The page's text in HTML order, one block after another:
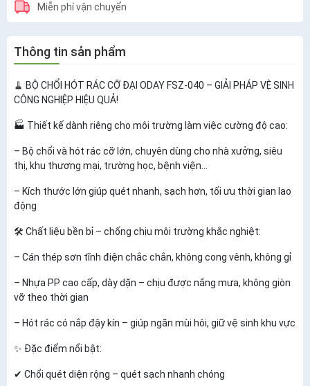
Miễn phí vận chuyển
Thông tin sản phẩm
🧹 BỘ CHỔI HÓT RÁC CỠ ĐẠI ODAY FSZ-040 – GIẢI PHÁP VỆ SINH
CÔNG NGHIỆP HIỆU QUẢ!
🏭 Thiết kế dành riêng cho môi trường làm việc cường độ cao:
– Bộ chổi và hót rác cỡ lớn, chuyên dùng cho nhà xưởng, siêu
thị, khu thương mại, trường học, bệnh viện...
– Kích thước lớn giúp quét nhanh, sạch hơn, tối ưu thời gian lao
động
🛠️ Chất liệu bền bỉ – chống chịu môi trường khắc nghiệt:
– Cán thép sơn tĩnh điện chắc chắn, không cong vênh, không gỉ
– Nhựa PP cao cấp, dày dặn – chịu được nắng mưa, không giòn
vỡ theo thời gian
– Hót rác có nắp đậy kín – giúp ngăn mùi hôi, giữ vệ sinh khu vực
✨ Đặc điểm nổi bật:
✔ Chổi quét diện rộng – quét sạch nhanh chóng